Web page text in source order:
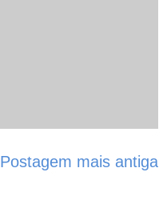
Postagem mais antiga